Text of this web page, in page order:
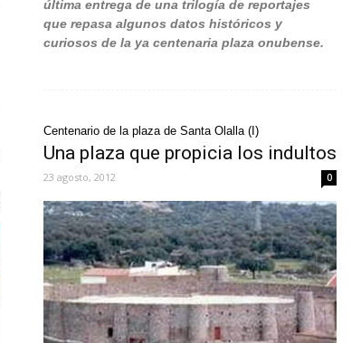
última entrega de una trilogía de reportajes
que repasa algunos datos históricos y
curiosos de la ya centenaria plaza onubense.
Centenario de la plaza de Santa Olalla (I)
Una plaza que propicia los indultos
23 agosto, 2012 0